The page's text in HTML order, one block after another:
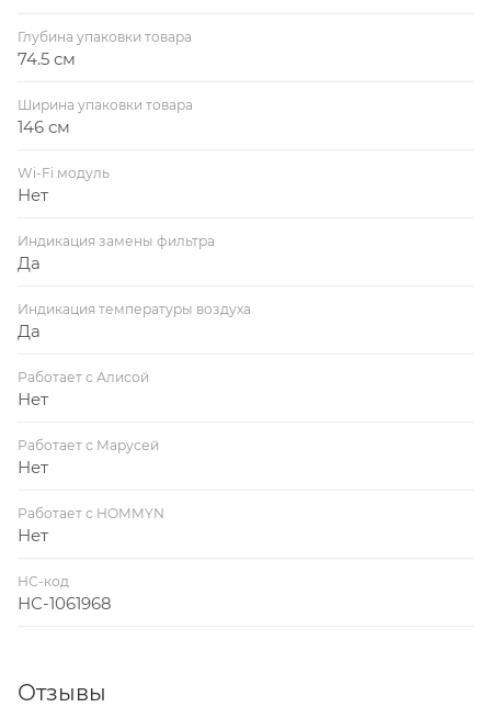
Глубина упаковки товара
74.5 см
Ширина упаковки товара
146 см
Wi-Fi модуль
Нет
Индикация замены фильтра
Да
Индикация температуры воздуха
Да
Работает с Алисой
Нет
Работает с Марусей
Нет
Работает с HOMMYN
Нет
НС-код
НС-1061968
Отзывы